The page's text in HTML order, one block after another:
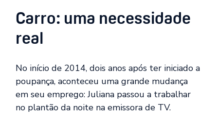
Carro: uma necessidade
real
No início de 2014, dois anos após ter iniciado a
poupança, aconteceu uma grande mudança
em seu emprego: Juliana passou a trabalhar
no plantão da noite na emissora de TV.